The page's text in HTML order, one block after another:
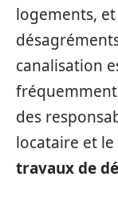
logements,
canalisation
des
locataire et
travaux de